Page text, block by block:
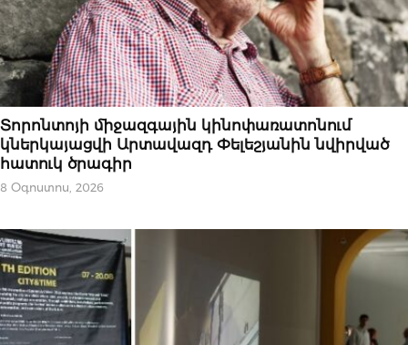
ԱԶԳԱՅԻՆ
Տորոնտոյի միջազգային կինոփառատոնում
կներկայացվի Արտավազդ Փելեշյանին նվիրված
հատուկ ծրագիր
8 Օգոստոս, 2026